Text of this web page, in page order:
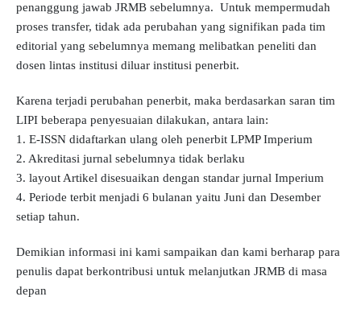
penanggung jawab JRMB sebelumnya. Untuk mempermudah
proses transfer, tidak ada perubahan yang signifikan pada tim
editorial yang sebelumnya memang melibatkan peneliti dan
dosen lintas institusi diluar institusi penerbit.
Karena terjadi perubahan penerbit, maka berdasarkan saran tim
LIPI beberapa penyesuaian dilakukan, antara lain:
1. E-ISSN didaftarkan ulang oleh penerbit LPMP Imperium
2. Akreditasi jurnal sebelumnya tidak berlaku
3. layout Artikel disesuaikan dengan standar jurnal Imperium
4. Periode terbit menjadi 6 bulanan yaitu Juni dan Desember
setiap tahun.
Demikian informasi ini kami sampaikan dan kami berharap para
penulis dapat berkontribusi untuk melanjutkan JRMB di masa
depan